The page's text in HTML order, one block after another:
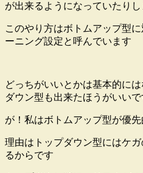
が出来るようになっていたりし
このやり方はボトムアップ型
ーニング設定と呼んでいます
どっちがいいとかは基本的に
ダウン型も出来たほうがいいで
が！私はボトムアップ型が優
理由はトップダウン型にはケ
るからです